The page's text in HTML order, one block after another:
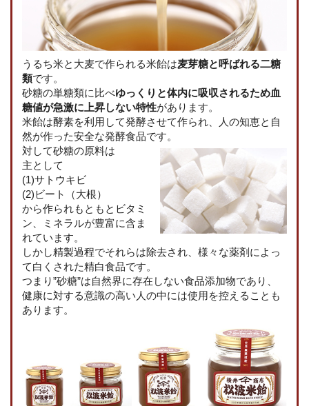
うるち米と大麦で作られる米飴は麦芽糖と呼ばれる二糖
類です。
砂糖の単糖類に比べゆっくりと体内に吸収されるため血
糖値が急激に上昇しない特性があります。
米飴は酵素を利用して発酵させて作られ、人の知恵と自
然が作った安全な発酵食品です。
対して砂糖の原料は
主として
(1)サトウキビ
(2)ビート（大根）
から作られもともとビタミ
ン、ミネラルが豊富に含ま
れています。
しかし精製過程でそれらは除去され、様々な薬剤によっ
て白くされた精白食品です。
つまり”砂糖”は自然界に存在しない食品添加物であり、
健康に対する意識の高い人の中には使用を控えることも
あります。